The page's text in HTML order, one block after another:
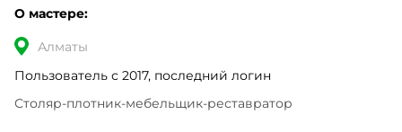
О мастере:
Алматы
Пользователь с 2017, последний логин
Столяр-плотник-мебельщик-реставратор